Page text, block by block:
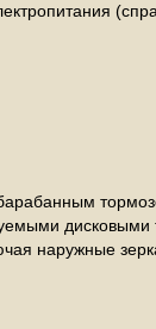
наружные